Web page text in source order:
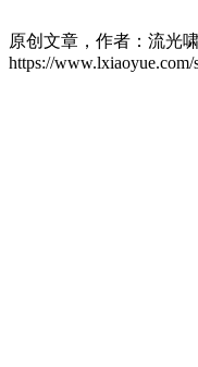
原创文章，作者：流光
https://www.lxiaoyue.com/